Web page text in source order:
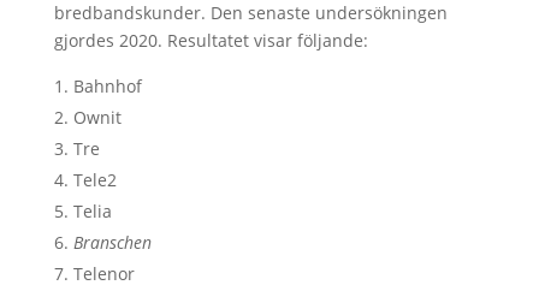
bredbandskunder. Den senaste undersökningen
gjordes 2020. Resultatet visar följande:
Bahnhof
Ownit
Tre
Tele2
Telia
Branschen
Telenor